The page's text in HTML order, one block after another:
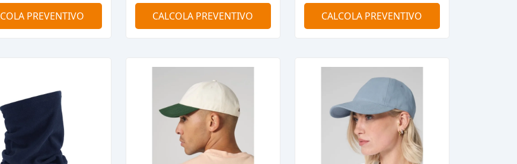
PREVENTIVO
CALCOLA PREVENTIVO
CALCOLA PREVENTIVO